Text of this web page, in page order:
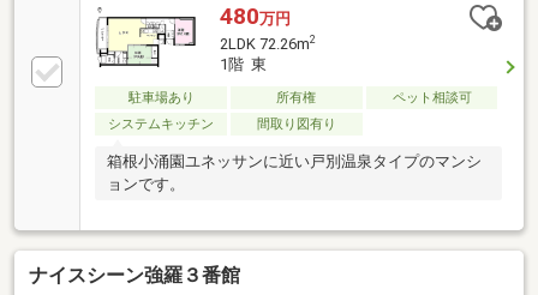
480万円
2LDK 72.26m2
1階 東
駐車場あり 所有権
ペット相談可
システムキッチン
間取り図有り
箱根小涌園ユネッサンに近い戸別温泉タイプのマンシ
ョンです。
ナイスシーン強羅３番館